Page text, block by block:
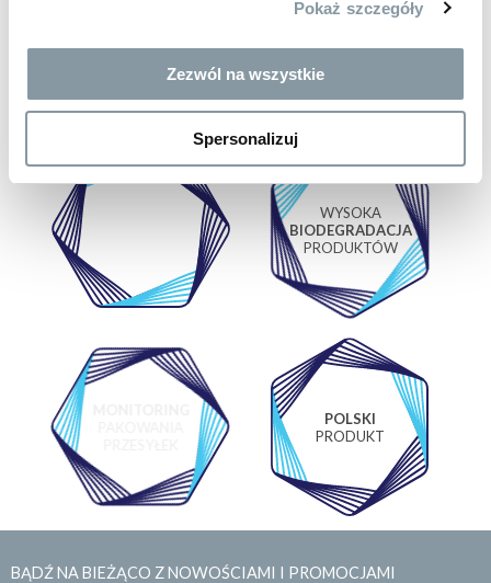
Pokaż szczegóły
Zezwól na wszystkie
Spersonalizuj
CELULOZOWE
brutto
BAWEŁNIANE -
WYSOKA
BIODEGRADACJA
PRODUKTÓW
POLSKI
PRODUKT
BĄDŹ NA BIEŻĄCO Z NOWOŚCIAMI I PROMOCJAMI